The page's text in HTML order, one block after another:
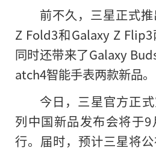
前不久，三星正式
Z Fold3和Galaxy Z Flip3
同时还带来了Galaxy
atch4智能手表两款新品。
今日，三星官方正
列中国新品发布会将于
行。届时，预计三星将